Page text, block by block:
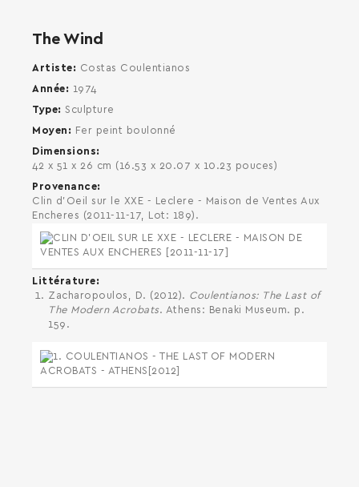
The Wind
Artiste
Costas Coulentianos
Année
1974
Type
Sculpture
Moyen
Fer peint boulonné
Dimensions
42 x 51 x 26 cm (16.53 x 20.07 x 10.23 pouces)
Provenance
Clin d'Oeil sur le XXE - Leclere - Maison de Ventes Aux
Encheres (2011-11-17, Lot: 189).
Littérature
Zacharopoulos, D. (2012). Coulentianos: The Last of
The Modern Acrobats. Athens: Benaki Museum. p.
159.